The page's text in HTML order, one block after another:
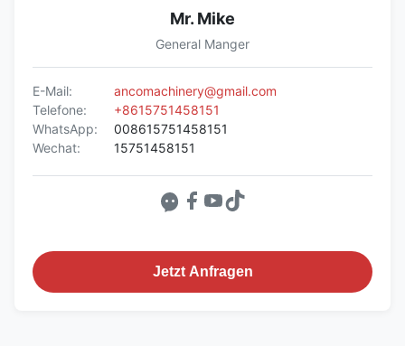
Mr. Mike
General Manger
E-Mail:
ancomachinery@gmail.com
Telefone:
+8615751458151
WhatsApp:
008615751458151
Wechat:
15751458151
Jetzt Anfragen